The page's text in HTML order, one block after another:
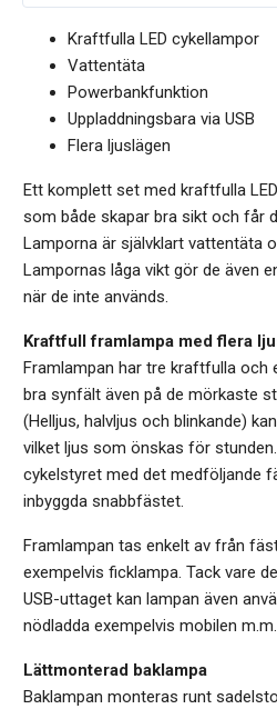
Kraftfulla LED cykellampor
Vattentäta
Powerbankfunktion
Uppladdningsbara via USB
Flera ljuslägen
Ett komplett set med kraftfulla
som både skapar bra sikt och får
Lamporna är självklart vattentäta
Lampornas låga vikt gör de även
när de inte används.
Kraftfull framlampa med flera
Framlampan har tre kraftfulla och
bra synfält även på de mörkaste
(Helljus, halvljus och blinkande)
vilket ljus som önskas för
cykelstyret med det medföljande
inbyggda snabbfästet.
Framlampan tas enkelt av från
exempelvis ficklampa. Tack vare
USB-uttaget kan lampan även
nödladda exempelvis mobilen
Lättmonterad baklampa
Baklampan monteras runt